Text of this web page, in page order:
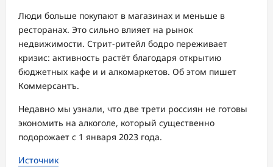
Люди больше покупают в магазинах и меньше в
ресторанах. Это сильно влияет на рынок
недвижимости. Стрит-ритейл бодро переживает
кризис: активность растёт благодаря открытию
бюджетных кафе и и алкомаркетов. Об этом пишет
Коммерсантъ.
Недавно мы узнали, что две трети россиян не готовы
экономить на алкоголе, который существенно
подорожает с 1 января 2023 года.
Источник